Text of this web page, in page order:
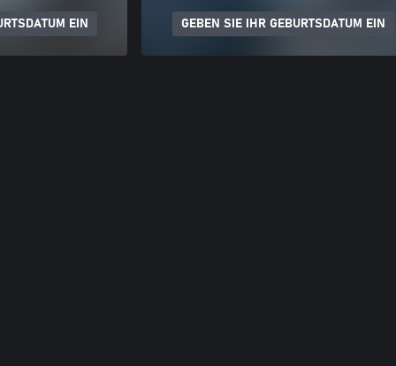
EIN GEBEN SIE IHR GEBURTSDATUM EIN